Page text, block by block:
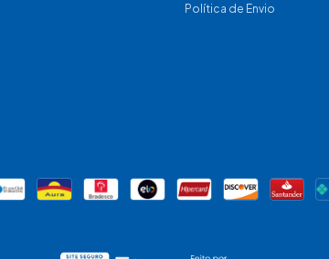
Política de Envio